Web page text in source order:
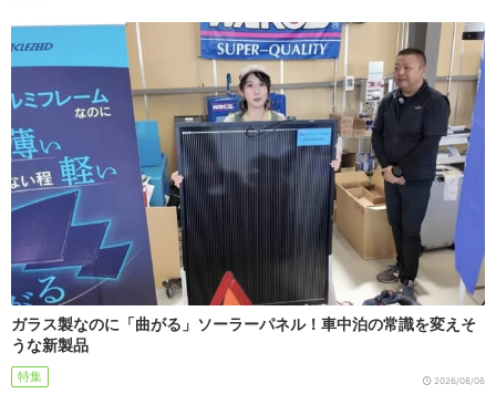
ガラス製なのに「曲がる」ソーラーパネル！車中泊の常識を変えそ
うな新製品
特集 2026/08/06